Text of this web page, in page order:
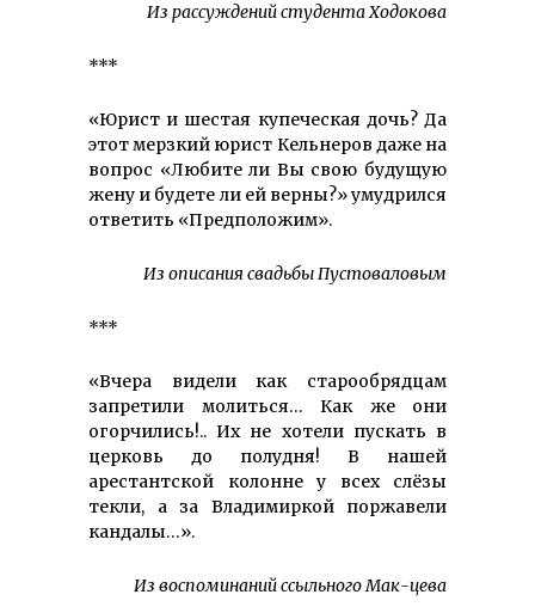
Из рассуждений студента Ходокова
***
«Юрист и шестая купеческая дочь? Да
этот мерзкий юрист Кельнеров даже на
вопрос «Любите ли Вы свою будущую
жену и будете ли ей верны?» умудрился
ответить «Предположим».
Из описания свадьбы Пустоваловым
***
«Вчера видели как старообрядцам
запретили молиться… Как же они
огорчились!.. Их не хотели пускать в
церковь до полудня! В нашей
арестантской колонне у всех слёзы
текли, а за Владимиркой поржавели
кандалы…».
Из воспоминаний ссыльного Мак-цева